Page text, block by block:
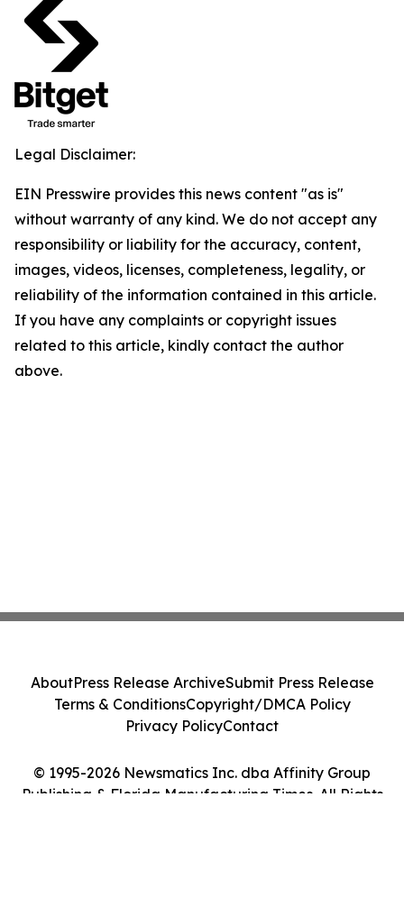
Legal Disclaimer:
EIN Presswire provides this news content "as is"
without warranty of any kind. We do not accept any
responsibility or liability for the accuracy, content,
images, videos, licenses, completeness, legality, or
reliability of the information contained in this article.
If you have any complaints or copyright issues
related to this article, kindly contact the author
above.
© 1995-2026 Newsmatics Inc. dba Affinity Group
Publishing & Florida Manufacturing Times. All Rights
AboutPress Release ArchiveSubmit Press Release
Terms & ConditionsCopyright/DMCA Policy
Privacy PolicyContact